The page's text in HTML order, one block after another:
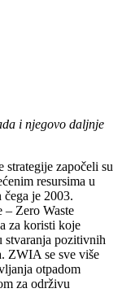
i njegovo daljnje
strategije započeli su
resursima u
je 2003.
– Zero Waste
za koristi koje
stvaranja pozitivnih
ZWIA se sve više
otpadom
za održivu